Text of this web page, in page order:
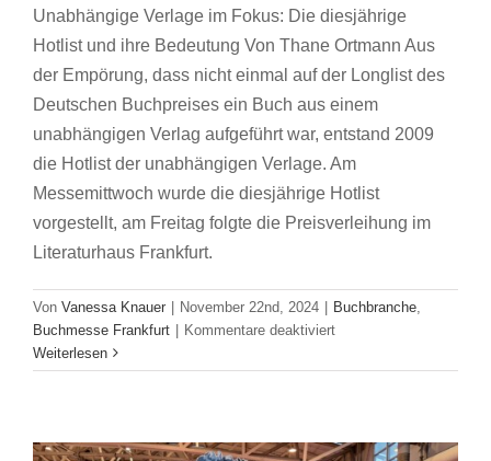
Unabhängige Verlage im Fokus: Die diesjährige
Hotlist und ihre Bedeutung Von Thane Ortmann Aus
der Empörung, dass nicht einmal auf der Longlist des
Deutschen Buchpreises ein Buch aus einem
unabhängigen Verlag aufgeführt war, entstand 2009
die Hotlist der unabhängigen Verlage. Am
Messemittwoch wurde die diesjährige Hotlist
vorgestellt, am Freitag folgte die Preisverleihung im
Literaturhaus Frankfurt.
Von Vanessa Knauer | November 22nd, 2024 | Buchbranche
Buchmesse Frankfurt | Kommentare deaktiviertfür
Verlage
Die
Weiterlesen
Ausstellen auf der Frankfurter Buchmesse: